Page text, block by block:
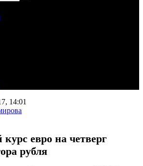
14:01
евро на четверг
рубля